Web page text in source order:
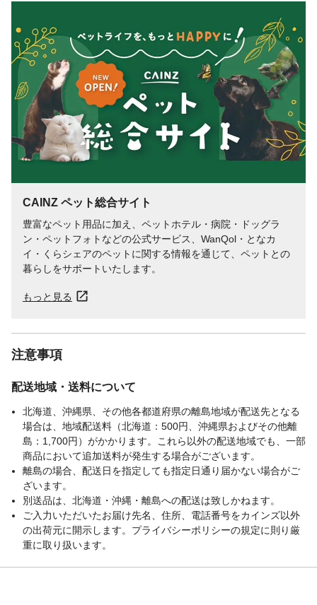
CAINZ ペット総合サイト
豊富なペット用品に加え、ペットホテル・病院・ドッグラ
ン・ペットフォトなどの公式サービス、WanQol・となカ
イ・くらシェアのペットに関する情報を通じて、ペットとの
暮らしをサポートいたします。
もっと見る
注意事項
配送地域・送料について
北海道、沖縄県、その他各都道府県の離島地域が配送先となる
場合は、地域配送料（北海道：500円、沖縄県およびその他離
島：1,700円）がかかります。これら以外の配送地域でも、一部
商品において追加送料が発生する場合がございます。
離島の場合、配送日を指定しても指定日通り届かない場合がご
ざいます。
別送品は、北海道・沖縄・離島への配送は致しかねます。
ご入力いただいたお届け先名、住所、電話番号をカインズ以外
の出荷元に開示します。プライバシーポリシーの規定に則り厳
重に取り扱います。